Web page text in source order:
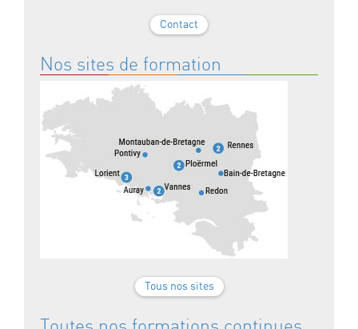
Contact
Nos sites de formation
Tous nos sites